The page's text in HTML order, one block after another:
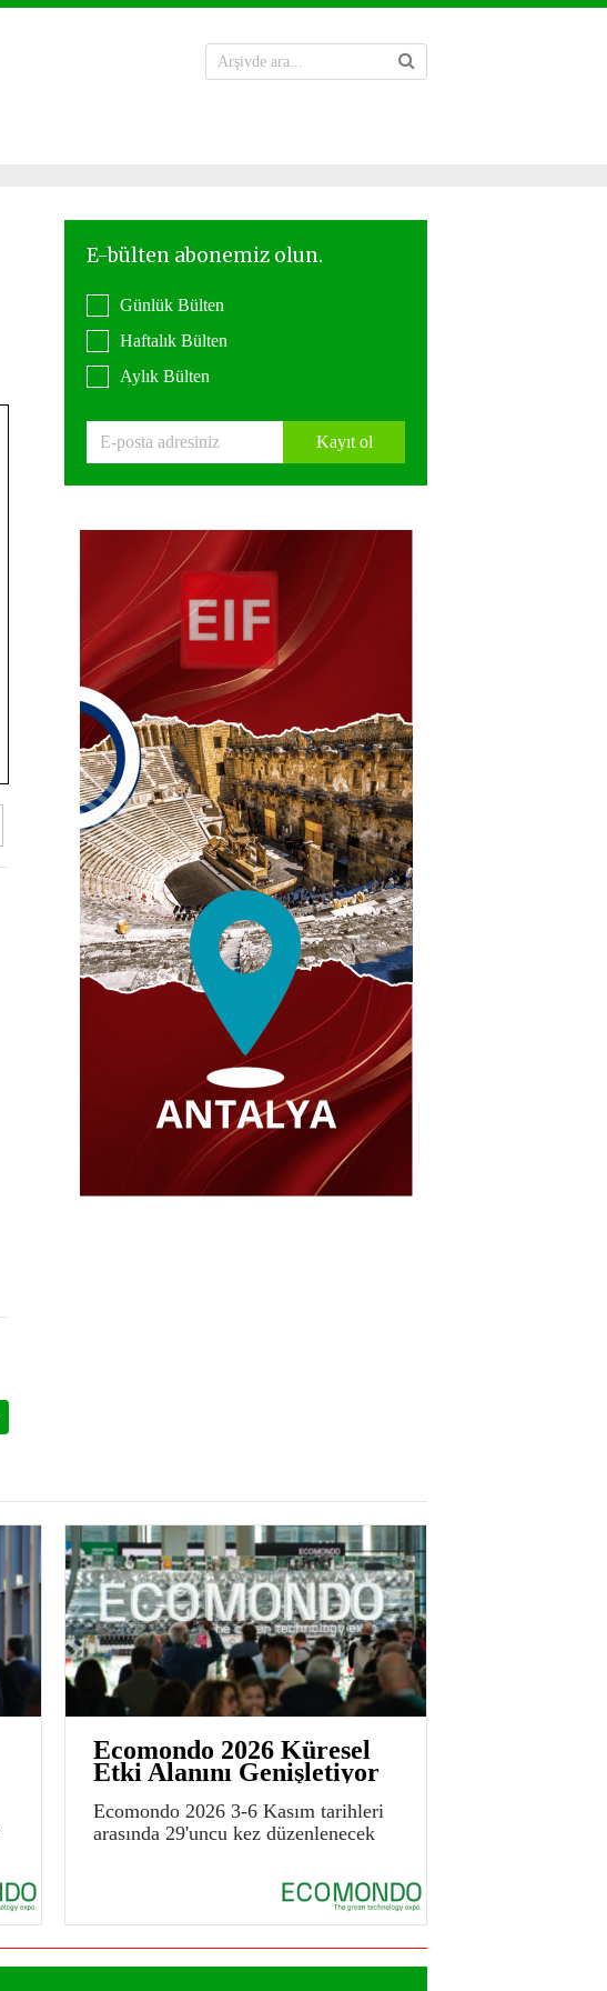
Günlük Bülten
Haftalık Bülten
Aylık Bülten
Kayıt ol
Ecomondo 2026 Küresel
Etki Alanını Genişletiyor
Ecomondo 2026 3-6 Kasım tarihleri
arasında 29'uncu kez düzenlenecek